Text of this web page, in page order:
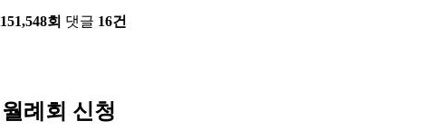
151,548회 댓글 16건
월례회 신청